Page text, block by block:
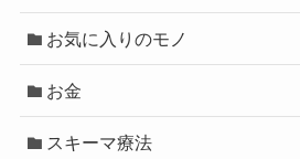
お気に入りのモノ
お金
スキーマ療法